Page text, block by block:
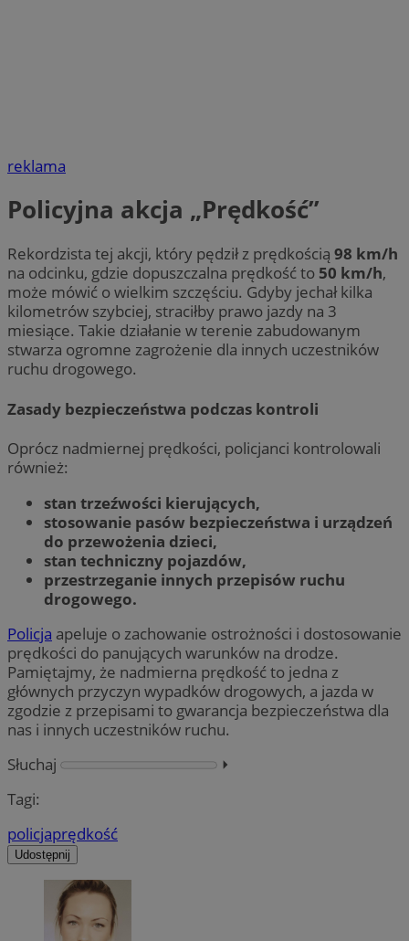
reklama
Policyjna akcja „Prędkość”
Rekordzista tej akcji, który pędził z prędkością 98 km/h
na odcinku, gdzie dopuszczalna prędkość to 50 km/h,
może mówić o wielkim szczęściu. Gdyby jechał kilka
kilometrów szybciej, straciłby prawo jazdy na 3
miesiące. Takie działanie w terenie zabudowanym
stwarza ogromne zagrożenie dla innych uczestników
ruchu drogowego.
Zasady bezpieczeństwa podczas kontroli
Oprócz nadmiernej prędkości, policjanci kontrolowali
również:
stan trzeźwości kierujących,
stosowanie pasów bezpieczeństwa i urządzeń
do przewożenia dzieci,
stan techniczny pojazdów,
przestrzeganie innych przepisów ruchu
drogowego.
Policja apeluje o zachowanie ostrożności i dostosowanie
prędkości do panujących warunków na drodze.
Pamiętajmy, że nadmierna prędkość to jedna z
głównych przyczyn wypadków drogowych, a jazda w
zgodzie z przepisami to gwarancja bezpieczeństwa dla
nas i innych uczestników ruchu.
Słuchaj
⏵︎
Tagi:
policjaprędkość
Udostępnij